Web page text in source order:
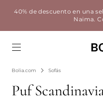
40% de descuento en una
Naima.
Bolia.com Sofás
Puf